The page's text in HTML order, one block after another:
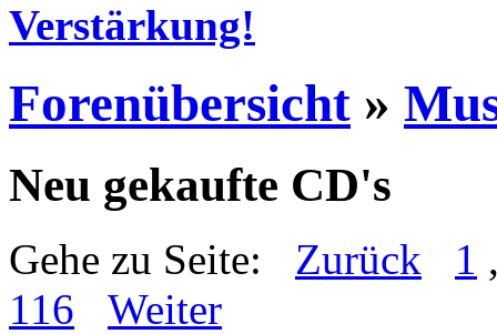
Verstärkung!
Forenübersicht »
Neu gekaufte CD's
Gehe zu Seite: Zurück 1
116
Weiter